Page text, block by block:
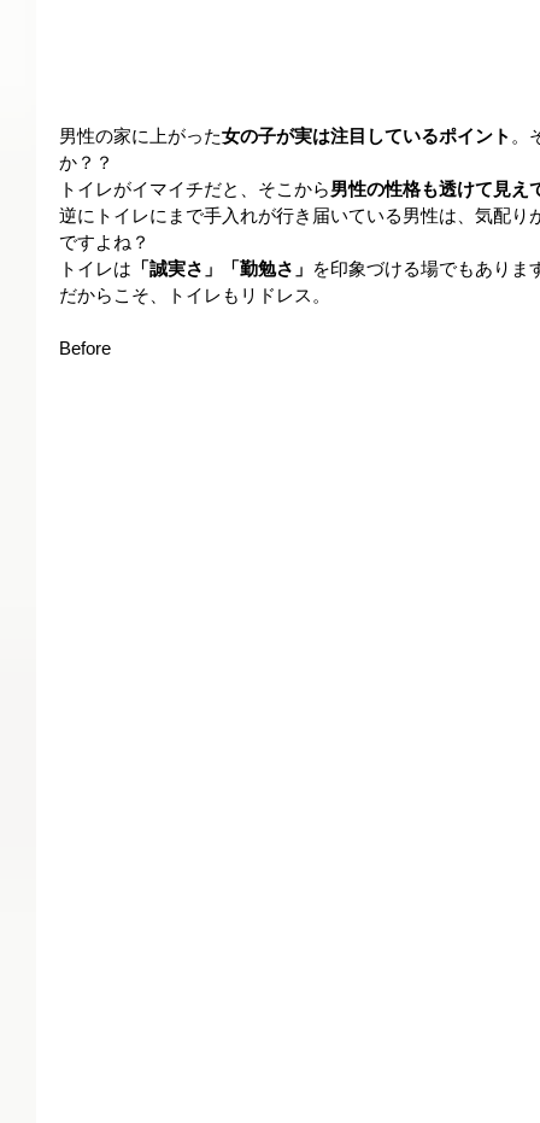
男性の家に上がった女の子が実は注目しているポイント 。
か？？
トイレがイマイチだと、そこから男性の性格も透けて見え
逆にトイレにまで手入れが行き届いている男性は、気配り
ですよね？
トイレは 「誠実さ」「勤勉さ」 を印象づける場でもありま
だからこそ、トイレもリドレス。
Before